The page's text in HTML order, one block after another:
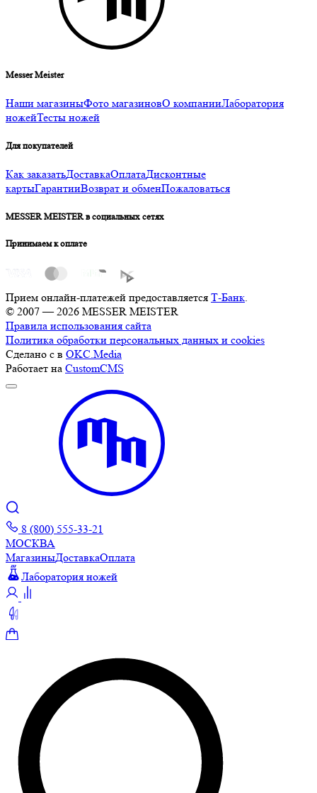
Messer Meister
Наши магазиныФото магазиновО компанииЛаборатория
ножейТесты ножей
Для покупателей
Как заказатьДоставкаОплатаДисконтные
картыГарантииВозврат и обменПожаловаться
MESSER MEISTER в социальных сетях
Принимаем к оплате
Прием онлайн-платежей предоставляется Т-Банк
© 2007 — 2026 MESSER MEISTER
Правила использования сайта
Политика обработки персональных данных и cookies
Сделано с в OKC.Media
Работает на CustomCMS
8 (800) 555-33-21
МОСКВА
МагазиныДоставкаОплата
Лаборатория ножей